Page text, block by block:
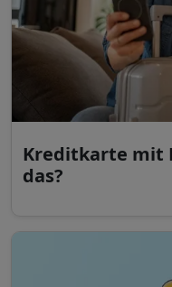
Kreditkarte mit
das?